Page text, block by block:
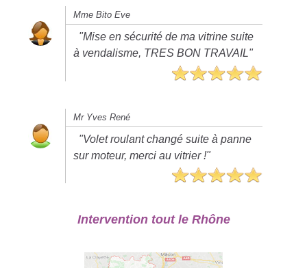
Mme Bito Eve
"Mise en sécurité de ma vitrine suite
à vendalisme, TRES BON TRAVAIL"
Mr Yves René
"Volet roulant changé suite à panne
sur moteur, merci au vitrier !"
Intervention tout le Rhône